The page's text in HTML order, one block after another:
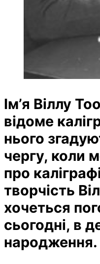
Ім’я Віллу
відоме
нього
чергу, коли
про
творчість
хочеться
сьогодні, в
народження.